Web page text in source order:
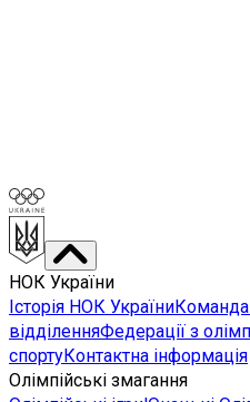
НОК України
Історія НОК УкраїниКоманда
відділенняФедерації з
спортуКонтактна інформація
Олімпійські змагання